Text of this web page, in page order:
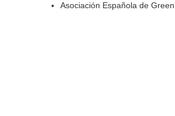
Asociación Española de